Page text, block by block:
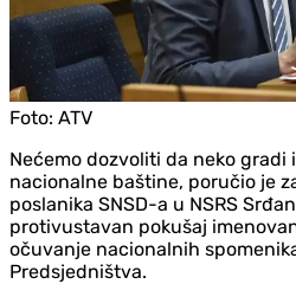
Foto: ATV
Nećemo dozvoliti da neko
nacionalne baštine, poručio je
poslanika SNSD-a u NSRS
protivustavan pokušaj
očuvanje nacionalnih
Predsjedništva.